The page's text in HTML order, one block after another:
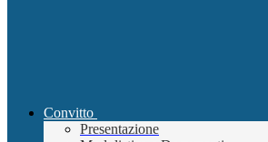
Convitto
Presentazione